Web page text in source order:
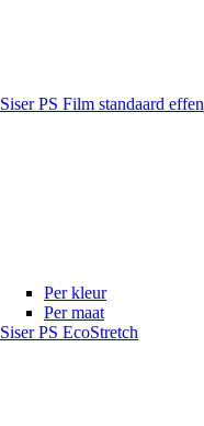
Siser PS Film standaard effen
Per kleur
Per maat
Siser PS EcoStretch